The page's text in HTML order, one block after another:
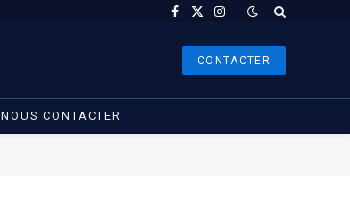
Facebook
X
Instagram
CONTACTER
NOUS CONTACTER